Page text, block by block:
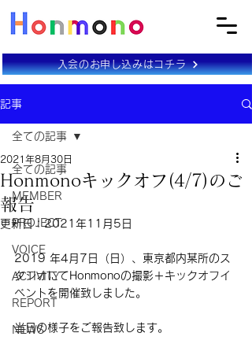
入会のお申し込みはコチラ
記事
全ての記事
MEMBER
PROJECT
VOICE
ACTIVITY
REPORT
NEWS
全ての記事
Honmonoキックオフ(4/7)のご
報告
2021年8月30日
更新日：2021年11月5日
2019 年4月7日（日）、東京都内某所のス
タジオにてHonmonoの撮影＋キックオフイ
ベントを開催致しました。
当日の様子をご報告致します。